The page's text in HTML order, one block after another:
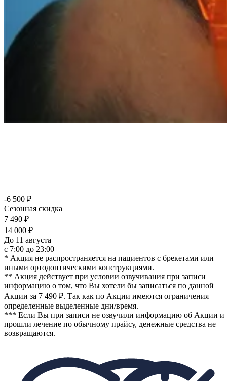
-6 500 ₽
Сезонная скидка
7 490 ₽
14 000 ₽
До 11 августа
с 7:00 до 23:00
* Акция не распространяется на пациентов с брекетами или
иными ортодонтическими конструкциями.
** Акция действует при условии озвучивания при записи
информацию о том, что Вы хотели бы записаться по данной
Акции за 7 490 ₽. Так как по Акции имеются ограничения —
определенные выделенные дни/время.
*** Если Вы при записи не озвучили информацию об Акции и
прошли лечение по обычному прайсу, денежные средства не
возвращаются.